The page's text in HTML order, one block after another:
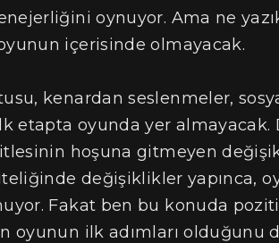
oynuyor. Ama ne
içerisinde olmayacak.
kenardan seslenmeler,
etapta oyunda yer almayacak.
hoşuna gitmeyen
değişiklikler yapınca,
Fakat ben bu konuda
oyunun ilk adımları olduğunu